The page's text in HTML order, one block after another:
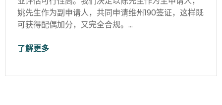
姚先生作为副申请人，共同申请维州190签证，这样既
可获得配偶加分，又完全合规。…
了解更多